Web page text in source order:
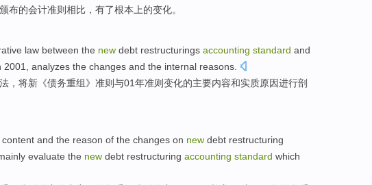
颁布的会计准则相比， 有了根本上的变化。
law between the new debt restructurings accounting standard and
2001, analyzes the changes and the internal reasons
， 将新 《债务重组》 准则与01年准则变化的主要内容和实质原因进行剖
content and the reason of the changes on new debt restructuring
evaluate the new debt restructuring accounting standard which